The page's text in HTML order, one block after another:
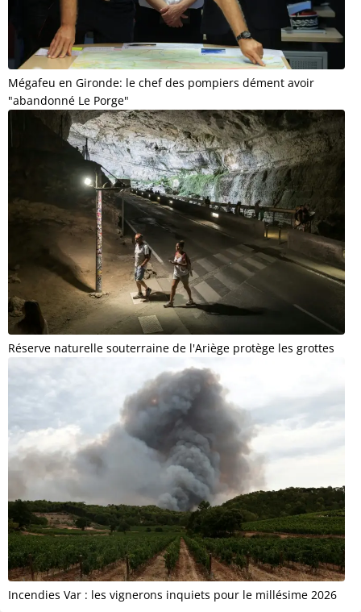
Mégafeu en Gironde: le chef des pompiers dément avoir
"abandonné Le Porge"
Réserve naturelle souterraine de l'Ariège protège les grottes
Incendies Var : les vignerons inquiets pour le millésime 2026